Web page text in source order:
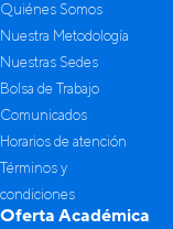
Quiénes Somos
Nuestra Metodología
Nuestras Sedes
Bolsa de Trabajo
Comunicados
Horarios de atención
Términos y
condiciones
Oferta Académica